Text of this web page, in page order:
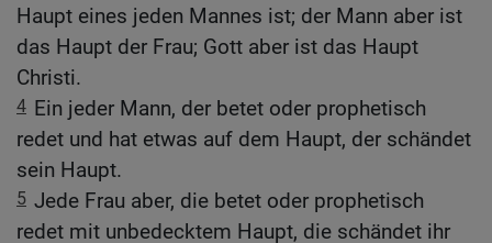
Haupt eines jeden Mannes ist; der Mann aber ist
das Haupt der Frau; Gott aber ist das Haupt
Christi.
4 Ein jeder Mann, der betet oder prophetisch
redet und hat etwas auf dem Haupt, der schändet
sein Haupt.
5 Jede Frau aber, die betet oder prophetisch
redet mit unbedecktem Haupt, die schändet ihr